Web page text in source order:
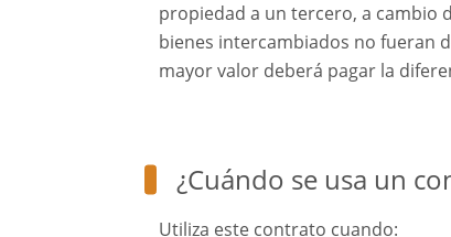
propiedad a un tercero, a cambio
bienes intercambiados no fueran
mayor valor deberá pagar la
¿Cuándo se usa un
Utiliza este contrato cuando: